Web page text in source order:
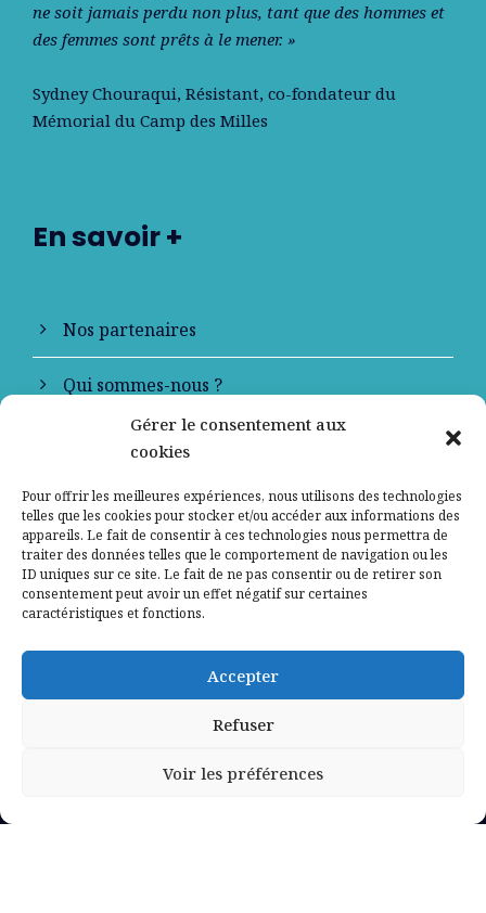
Gérer le consentement aux
cookies
Pour offrir les meilleures expériences, nous utilisons des technologies
telles que les cookies pour stocker et/ou accéder aux informations des
appareils. Le fait de consentir à ces technologies nous permettra de
traiter des données telles que le comportement de navigation ou les
ID uniques sur ce site. Le fait de ne pas consentir ou de retirer son
consentement peut avoir un effet négatif sur certaines
caractéristiques et fonctions.
Accepter
Refuser
Voir les préférences
ne soit jamais perdu non plus, tant que des hommes et
des femmes sont prêts à le mener. »
Sydney Chouraqui, Résistant, co-fondateur du
Mémorial du Camp des Milles
En savoir +
Nos partenaires
Qui sommes-nous ?
Contactez-nous
Mentions légales
Politique de confidentialité